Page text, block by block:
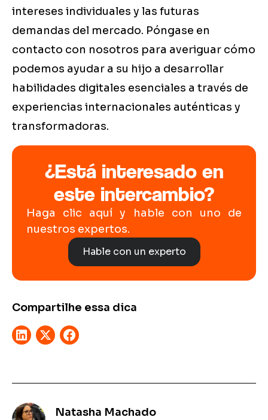
intereses individuales y las futuras
demandas del mercado. Póngase en
contacto con nosotros para averiguar cómo
podemos ayudar a su hijo a desarrollar
habilidades digitales esenciales a través de
experiencias internacionales auténticas y
transformadoras.
¿Está interesado en
este intercambio?
Haga clic aquí y hable con uno de
nuestros expertos.
Hable con un experto
Compartilhe essa dica
Natasha Machado